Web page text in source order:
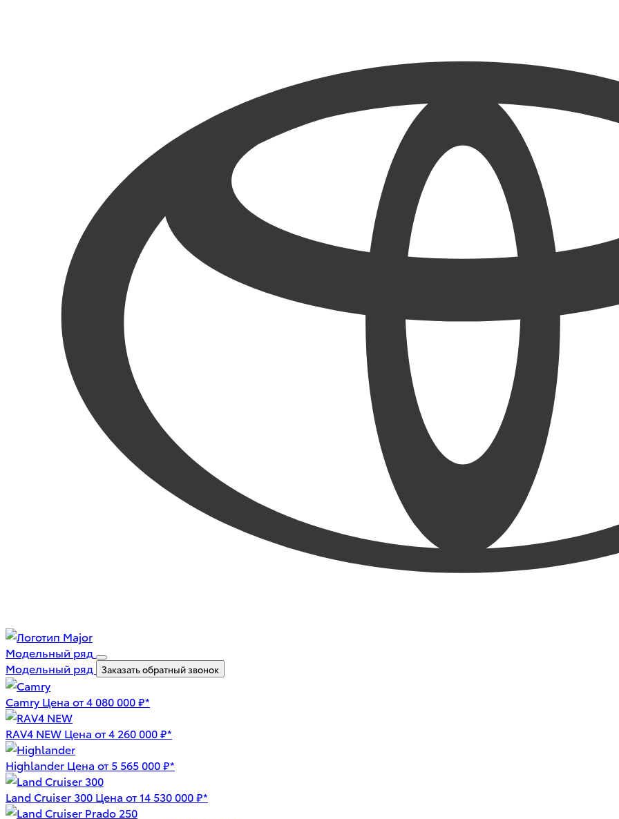
Модельный ряд
Модельный ряд
Заказать обратный звонок
Camry Цена от 4 080 000 ₽*
RAV4 NEW Цена от 4 260 000 ₽*
Highlander Цена от 5 565 000 ₽*
Land Cruiser 300 Цена от 14 530 000 ₽*